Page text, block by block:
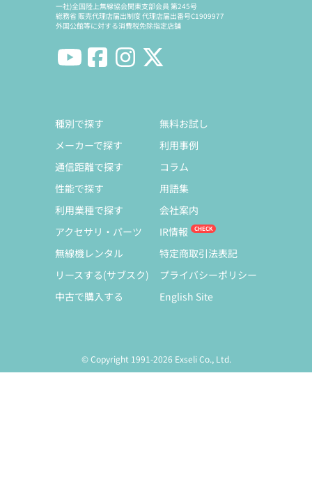
一社)全国陸上無線協会関東支部会員 第245号
総務省 販売代理店届出制度 代理店届出番号C1909977
外国公館等に対する消費税免除指定店舗
種別で探す
メーカーで探す
通信距離で探す
性能で探す
利用業種で探す
アクセサリ・パーツ
無線機レンタル
リースする(サブスク)
中古で購入する
無料お試し
利用事例
コラム
用語集
会社案内
IR情報
特定商取引法表記
プライバシーポリシー
English Site
© Copyright 1991-2026 Exseli Co., Ltd.